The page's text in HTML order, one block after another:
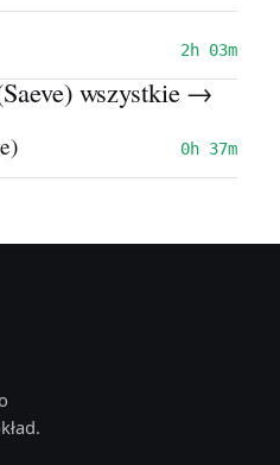
2h 03m
wszystkie →
0h 37m